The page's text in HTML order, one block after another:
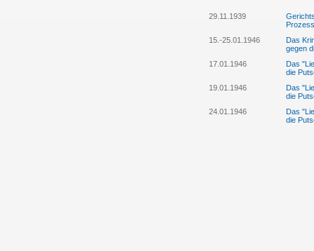
29.11.1939
15.-25.01.1946
Das
gegen
17.01.1946
Das
die
19.01.1946
Das
die
24.01.1946
Das
die